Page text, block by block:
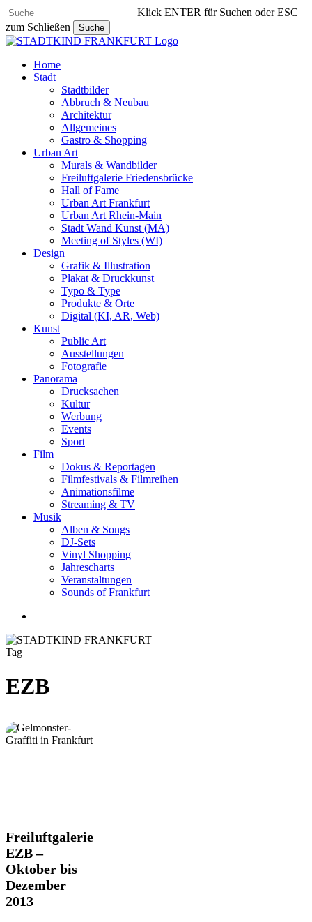
Skip
to
main
content
Klick ENTER für Suchen oder ESC
zum Schließen
Suche
Close
search
Menu
Home
Stadt
Stadtbilder
Abbruch & Neubau
Architektur
Allgemeines
Gastro & Shopping
Urban Art
Murals & Wandbilder
Freiluftgalerie Friedensbrücke
Hall of Fame
Urban Art Frankfurt
Urban Art Rhein-Main
Stadt Wand Kunst (MA)
Meeting of Styles (WI)
Design
Grafik & Illustration
Plakat & Druckkunst
Typo & Type
Produkte & Orte
Digital (KI, AR, Web)
Kunst
Public Art
Ausstellungen
Fotografie
Panorama
Drucksachen
Kultur
Werbung
Events
Sport
Film
Dokus & Reportagen
Filmfestivals & Filmreihen
Animationsfilme
Streaming & TV
Musik
Alben & Songs
DJ-Sets
Vinyl Shopping
Jahrescharts
Veranstaltungen
Sounds of Frankfurt
Tag
EZB
Freiluftgalerie
EZB
–
Oktober
bis
Dezember
2013
Freiluftgalerie
EZB –
Oktober bis
Dezember
2013